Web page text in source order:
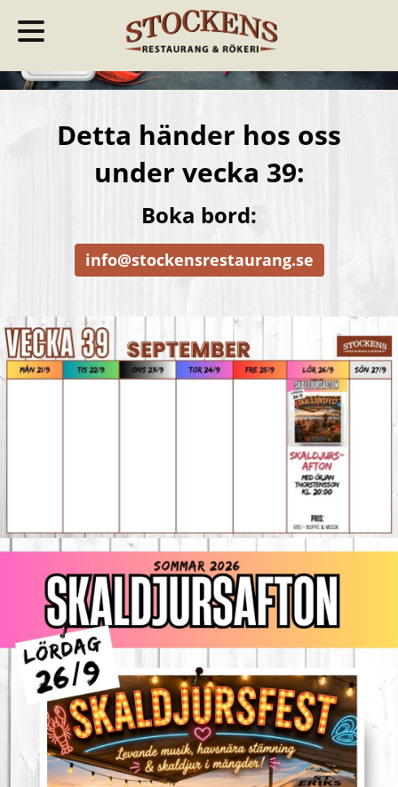
Detta händer hos oss
under vecka 39:
Boka bord:
info@stockensrestaurang.se